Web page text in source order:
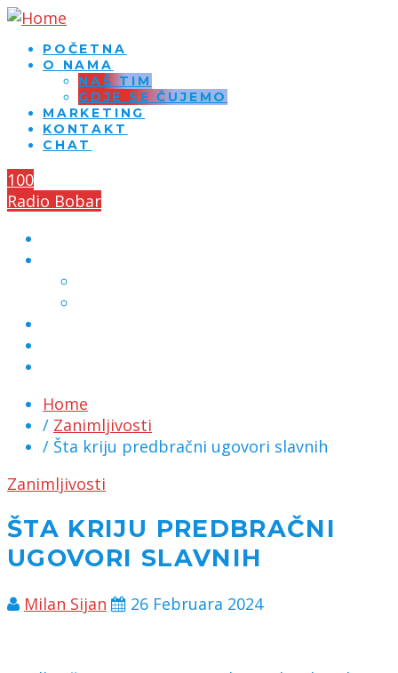
POČETNA
O NAMA
NAŠ TIM
GDJE SE ČUJEMO
MARKETING
KONTAKT
CHAT
100
Radio Bobar
Home
/ Zanimljivosti
/ Šta kriju predbračni ugovori slavnih
Zanimljivosti
ŠTA KRIJU PREDBRAČNI
UGOVORI SLAVNIH
Milan Sijan 26 Februara 2024